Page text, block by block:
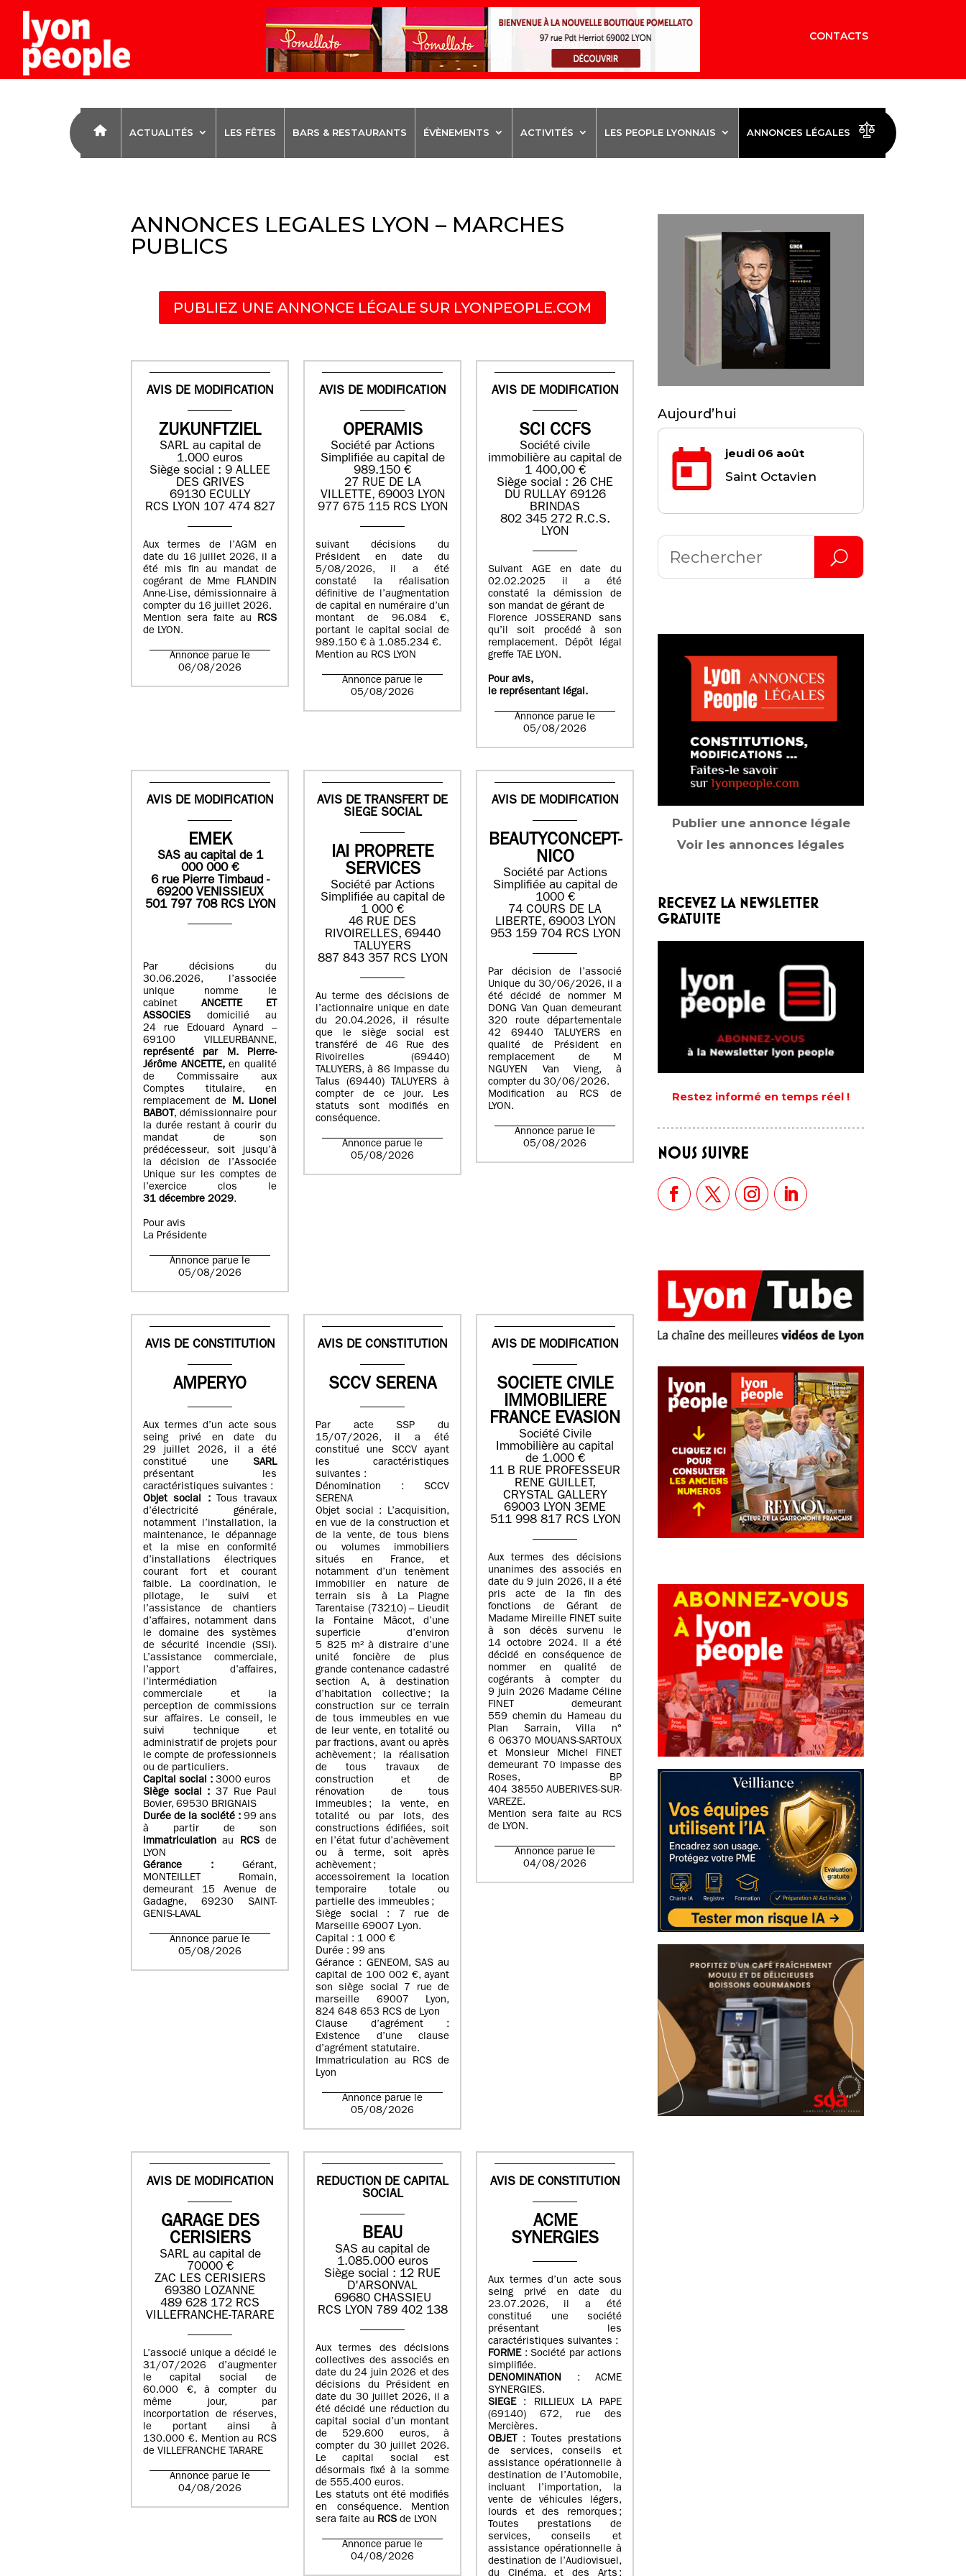
CONTACTS
ACTUALITÉS LES FÊTES BARS & RESTAURANTS ÉVÈNEMENTS ACTIVITÉS LES PEOPLE LYONNAIS ANNONCES LÉGALES
ANNONCES LEGALES LYON – MARCHES
PUBLICS
PUBLIEZ UNE ANNONCE LÉGALE SUR LYONPEOPLE.COM
AVIS DE MODIFICATION
ZUKUNFTZIEL
SARL au capital de
1.000 euros
Siège social : 9 ALLEE
DES GRIVES
69130 ECULLY
RCS LYON 107 474 827
Aux termes de l’AGM en
date du 16 juillet 2026, il a
été mis fin au mandat de
cogérant de Mme FLANDIN
Anne-Lise, démissionnaire à
compter du 16 juillet 2026.
Mention sera faite au RCS
de LYON.
Annonce parue le
06/08/2026
AVIS DE MODIFICATION
OPERAMIS
Société par Actions
Simplifiée au capital de
989.150 €
27 RUE DE LA
VILLETTE, 69003 LYON
977 675 115 RCS LYON
suivant décisions du
Président en date du
5/08/2026, il a été
constaté la réalisation
définitive de l’augmentation
de capital en numéraire d’un
montant de 96.084 €,
portant le capital social de
989.150 € à 1.085.234 €.
Mention au RCS LYON
Annonce parue le
05/08/2026
AVIS DE MODIFICATION
SCI CCFS
Société civile
immobilière au capital de
1 400,00 €
Siège social : 26 CHE
DU RULLAY 69126
BRINDAS
802 345 272 R.C.S.
LYON
Suivant AGE en date du
02.02.2025 il a été
constaté la démission de
son mandat de gérant de
Florence JOSSERAND sans
qu’il soit procédé à son
remplacement. Dépôt légal
greffe TAE LYON.
Pour avis,
le représentant légal.
Annonce parue le
05/08/2026
AVIS DE MODIFICATION
EMEK
SASau capital de 1
000 000€
6 rue Pierre Timbaud -
69200 VENISSIEUX
501 797 708 RCS LYON
Par décisions du
30.06.2026, l’associée
unique nomme le
cabinet ANCETTE ET
ASSOCIES
domicilié au
24 rue Edouard Aynard –
69100 VILLEURBANNE,
représenté par M.Pierre-
Jérôme ANCETTE, en qualité
de Commissaire aux
Comptes titulaire, en
remplacement de M.Lionel
BABOT, démissionnaire pour
la durée restant à courir du
mandat de son
prédécesseur, soit jusqu’à
la décision de l’Associée
Unique sur les comptes de
l’exercice clos le
31 décembre 2029.
Pour avis
La Présidente
Annonce parue le
05/08/2026
AVIS DE TRANSFERT DE
SIEGE SOCIAL
IAI PROPRETE
SERVICES
Société par Actions
Simplifiée au capital de
1 000 €
46 RUE DES
RIVOIRELLES, 69440
TALUYERS
887 843 357 RCS LYON
Au terme des décisions de
l’actionnaire unique en date
du 20.04.2026, il résulte
que le siège social est
transféré de 46 Rue des
Rivoirelles (69440)
TALUYERS, à 86 Impasse du
Talus (69440) TALUYERS à
compter de ce jour. Les
statuts sont modifiés en
conséquence.
Annonce parue le
05/08/2026
AVIS DE MODIFICATION
BEAUTYCONCEPT-
NICO
Société par Actions
Simplifiée au capital de
1000 €
74 COURS DE LA
LIBERTE, 69003 LYON
953 159 704 RCS LYON
Par décision de l’associé
Unique du 30/06/2026, il a
été décidé de nommer M
DONG Van Quan demeurant
320 route départementale
42 69440 TALUYERS en
qualité de Président en
remplacement de M
NGUYEN Van Vieng, à
compter du 30/06/2026.
Modification au RCS de
LYON.
Annonce parue le
05/08/2026
AVIS DE CONSTITUTION
AMPERYO
Aux termes d’un acte sous
seing privé en date du
29 juillet 2026, il a été
constitué une SARL
présentant les
caractéristiques suivantes :
Objet social :
Tous travaux
d’électricité générale,
notamment l’installation, la
maintenance, le dépannage
et la mise en conformité
d’installations électriques
courant fort et courant
faible. La coordination, le
pilotage, le suivi et
l’assistance de chantiers
d’affaires, notamment dans
le domaine des systèmes
de sécurité incendie (SSI).
L’assistance commerciale,
l’apport d’affaires,
l’intermédiation
commerciale et la
perception de commissions
sur affaires. Le conseil, le
suivi technique et
administratif de projets pour
le compte de professionnels
ou de particuliers.
Capital social : 3000 euros
Siège social : 37 Rue Paul
Bovier, 69530 BRIGNAIS
Durée de la société : 99 ans
à partir de son
immatriculation au RCSde
LYON
Gérance :
Gérant,
MONTEILLET Romain,
demeurant 15 Avenue de
Gadagne, 69230 SAINT-
GENIS-LAVAL
Annonce parue le
05/08/2026
AVIS DE CONSTITUTION
SCCV SERENA
Par acte SSP du
15/07/2026, il a été
constitué une SCCV ayant
les caractéristiques
suivantes :
Dénomination : SCCV
SERENA
Objet social : L’acquisition,
en vue de la construction et
de la vente, de tous biens
ou volumes immobiliers
situés en France, et
notamment d’un tenèment
immobilier en nature de
terrain sis à La Plagne
Tarentaise (73210) – Lieudit
la Fontaine Mâcot, d’une
superficie d’environ
5 825 m² à distraire d’une
unité foncière de plus
grande contenance cadastré
section A, à destination
d’habitation collective ; la
construction sur ce terrain
de tous immeubles en vue
de leur vente, en totalité ou
par fractions, avant ou après
achèvement ; la réalisation
de tous travaux de
construction et de
rénovation de tous
immeubles ; la vente, en
totalité ou par lots, des
constructions édifiées, soit
en l’état futur d’achèvement
ou à terme, soit après
achèvement ;
accessoirement la location
temporaire totale ou
partielle des immeubles ;
Siège social : 7 rue de
Marseille 69007 Lyon.
Capital : 1 000 €
Durée : 99 ans
Gérance : GENEOM, SAS au
capital de 100 002 €, ayant
son siège social 7 rue de
marseille 69007 Lyon,
824 648 653 RCS de Lyon
Clause d’agrément :
Existence d’une clause
d’agrément statutaire.
Immatriculation au RCS de
Lyon
Annonce parue le
05/08/2026
AVIS DE MODIFICATION
SOCIETE CIVILE
IMMOBILIERE
FRANCE EVASION
Société Civile
Immobilière au capital
de 1.000 €
11 B RUE PROFESSEUR
RENE GUILLET,
CRYSTAL GALLERY
69003 LYON 3EME
511 998 817 RCS LYON
Aux termes des décisions
unanimes des associés en
date du 9 juin 2026, il a été
pris acte de la fin des
fonctions de Gérant de
Madame Mireille FINET suite
à son décès survenu le
14 octobre 2024. Il a été
décidé en conséquence de
nommer en qualité de
cogérants à compter du
9 juin 2026 Madame Céline
FINET demeurant
559 chemin du Hameau du
Plan Sarrain, Villa n°
6 06370 MOUANS-SARTOUX
et Monsieur Michel FINET
demeurant 70 impasse des
Roses, BP
404 38550 AUBERIVES-SUR-
VAREZE.
Mention sera faite au RCS
de LYON.
Annonce parue le
04/08/2026
AVIS DE MODIFICATION
GARAGE DES
CERISIERS
SARL au capital de
70000 €
ZAC LES CERISIERS
69380 LOZANNE
489 628 172 RCS
VILLEFRANCHE-TARARE
L’associé unique a décidé le
31/07/2026 d’augmenter
le capital social de
60.000 €, à compter du
même jour, par
incorportation de réserves,
le portant ainsi à
130.000 €. Mention au RCS
de VILLEFRANCHE TARARE
Annonce parue le
04/08/2026
REDUCTION DE CAPITAL
SOCIAL
BEAU
SAS au capital de
1.085.000 euros
Siège social : 12 RUE
D'ARSONVAL
69680 CHASSIEU
RCS LYON 789 402 138
Aux termes des décisions
collectives des associés en
date du 24 juin 2026 et des
décisions du Président en
date du 30 juillet 2026, il a
été décidé une réduction du
capital social d’un montant
de 529.600 euros, à
compter du 30 juillet 2026.
Le capital social est
désormais fixé à la somme
de 555.400 euros.
Les statuts ont été modifiés
en conséquence. Mention
sera faite au RCS de LYON
Annonce parue le
04/08/2026
AVIS DE CONSTITUTION
ACME
SYNERGIES
Aux termes d’un acte sous
seing privé en date du
23.07.2026, il a été
constitué une société
présentant les
caractéristiques suivantes :
FORME: Société par actions
simplifiée.
DENOMINATION : ACME
SYNERGIES.
SIEGE: RILLIEUX LA PAPE
(69140) 672, rue des
Mercières.
OBJET : Toutes prestations
de services, conseils et
assistance opérationnelle à
destination de l’Automobile,
incluant l’importation, la
vente de véhicules légers,
lourds et des remorques ;
Toutes prestations de
services, conseils et
assistance opérationnelle à
destination de l’Audiovisuel,
Aujourd’hui
jeudi 06 août
Saint Octavien
Publier une annonce légale
Voir les annonces légales
RECEVEZ LA NEWSLETTER
GRATUITE
Restez informé en temps réel !
NOUS SUIVRE